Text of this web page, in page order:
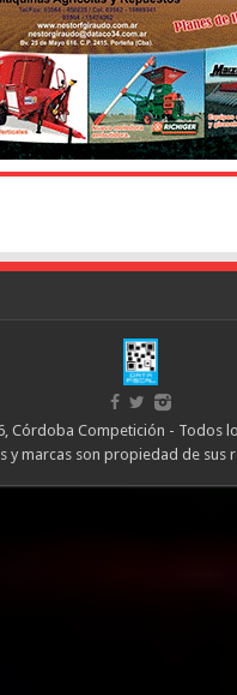
Córdoba Competición - Todos
y marcas son propiedad de sus